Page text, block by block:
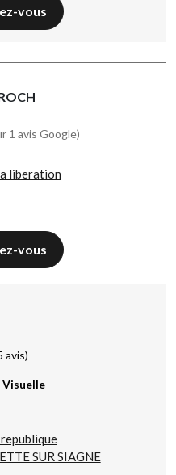
vous
1 avis Google)
liberation
vous
avis)
Visuelle
SUR SIAGNE